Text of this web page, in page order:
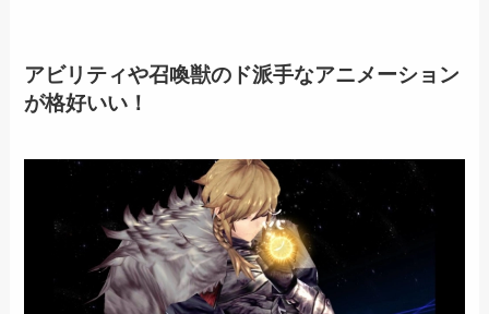
アビリティや召喚獣のド派手なアニメーション
が格好いい！